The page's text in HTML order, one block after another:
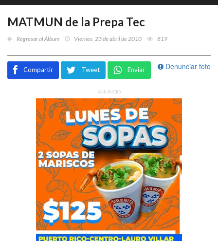
MATMUN de la Prepa Tec
Regresar al Álbum Viernes, 23 de abril de 2010 819
Denunciar foto
Compartir Tweet Enviar
ANUNCIO